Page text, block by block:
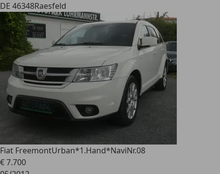
DE 46348Raesfeld
Fiat FreemontUrban*1.Hand*NaviNr.08
€ 7.700